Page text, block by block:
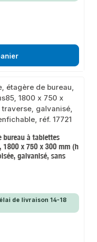
bureau à tablettes
1800 x 750 x 300 mm (h
galvanisé, sans
de livraison 14-18